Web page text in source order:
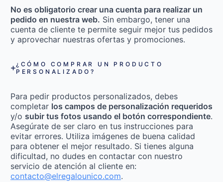
No es obligatorio crear una cuenta para realizar un
pedido en nuestra web. Sin embargo, tener una
cuenta de cliente te permite seguir mejor tus pedidos
y aprovechar nuestras ofertas y promociones.
¿CÓMO COMPRAR UN PRODUCTO
PERSONALIZADO?
Para pedir productos personalizados, debes
completar los campos de personalización requeridos
y/o subir tus fotos usando el botón correspondiente.
Asegúrate de ser claro en tus instrucciones para
evitar errores. Utiliza imágenes de buena calidad
para obtener el mejor resultado. Si tienes alguna
dificultad, no dudes en contactar con nuestro
servicio de atención al cliente en:
contacto@elregalounico.com.